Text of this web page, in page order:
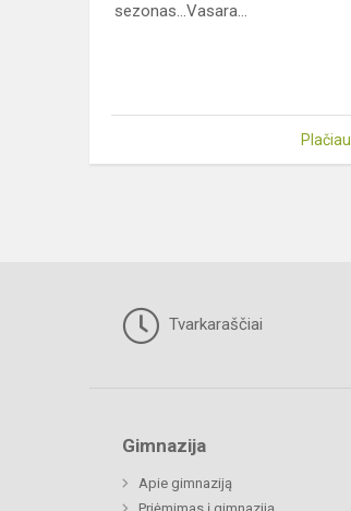
sezonas...Vasara...
Plačiau
Tvarkaraščiai
Gimnazija
Apie gimnaziją